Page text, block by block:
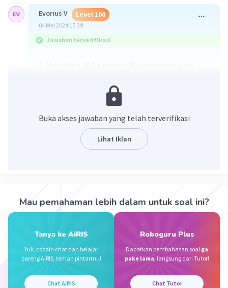
Evorius V Level 100
04 Mei 2024 15:39
Jawaban terverifikasi
2. samakan penyebut ab dengan b
Beri Rating (1 Balas
Level 100
Buka akses jawaban yang telah terverifikasi
Lihat Iklan
Mau pemahaman lebih dalam untuk soal ini?
Tanya ke AiRIS
Yuk, cobain chat dan belajar
bareng AiRIS, teman pintarmu!
Chat AiRIS
Roboguru Plus
Dapatkan pembahasan soal ga
pake lama, langsung dari Tutor!
Chat Tutor